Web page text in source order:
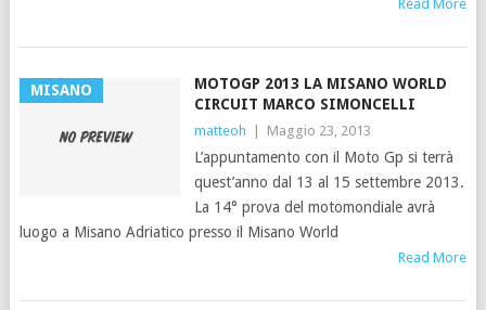
Read More
MISANO
MOTOGP 2013 LA MISANO WORLD
CIRCUIT MARCO SIMONCELLI
matteoh Maggio 23, 2013
L’appuntamento con il Moto Gp si terrà
quest’anno dal 13 al 15 settembre 2013.
La 14° prova del motomondiale avrà
luogo a Misano Adriatico presso il Misano World
Read More